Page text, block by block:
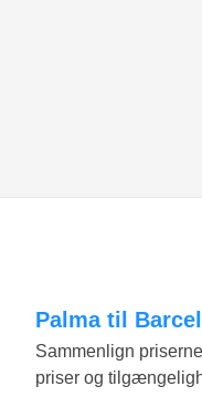
Palma til
Sammenlign
priser og